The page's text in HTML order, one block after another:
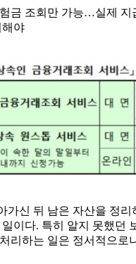
금 조회만 가능…실제 지
해야
가신 뒤 남은 자산을 정리
이다. 특히 알지 못했던
리하는 일은 정서적으로